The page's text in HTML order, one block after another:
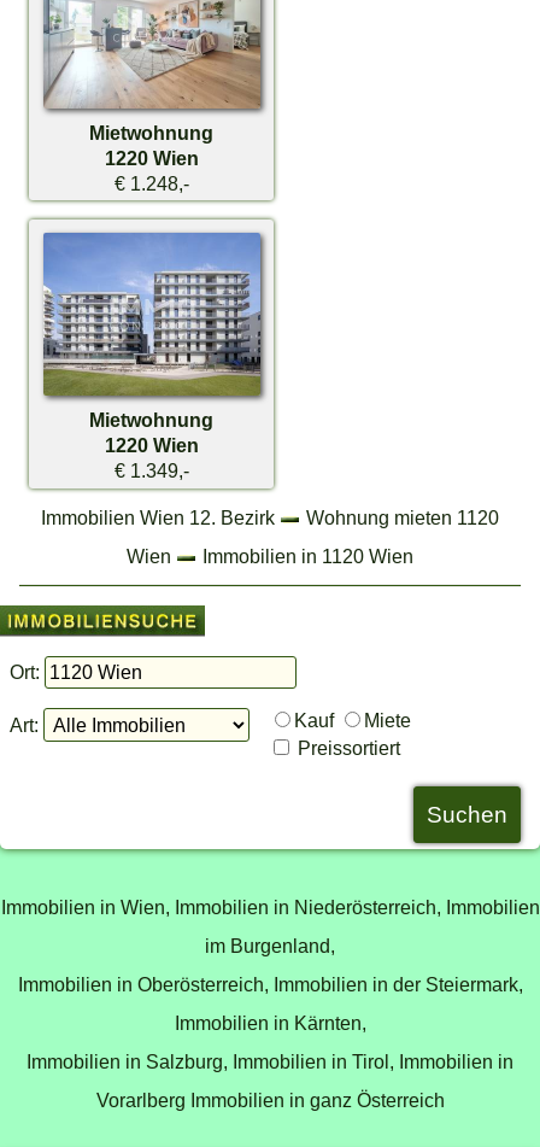
Mietwohnung
1220 Wien
€ 1.248,-
Mietwohnung
1220 Wien
€ 1.349,-
Immobilien Wien 12. Bezirk
Wohnung mieten 1120
Wien
Immobilien in 1120 Wien
Ort:
Art: Kauf
Miete
Preissortiert
Immobilien in Wien, Immobilien in Niederösterreich, Immobilien
im Burgenland,
Immobilien in Oberösterreich, Immobilien in der Steiermark,
Immobilien in Kärnten,
Immobilien in Salzburg, Immobilien in Tirol, Immobilien in
Vorarlberg Immobilien in ganz Österreich